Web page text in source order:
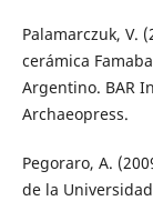
Palamarczuk, V.
cerámica
Argentino. BAR
Archaeopress.
Pegoraro, A.
de la